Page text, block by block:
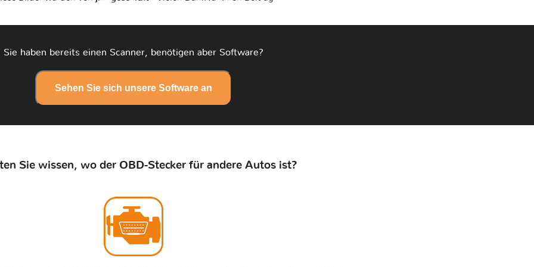
Sie haben bereits einen Scanner, benötigen aber Software?
Sehen Sie sich unsere Software an
Sie wissen, wo der OBD-Stecker für andere Autos ist?